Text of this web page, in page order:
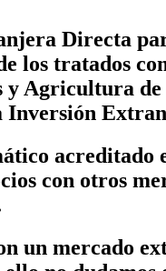
Directa
los tratados
y Agricultura
Inversión
con otros
un mercado